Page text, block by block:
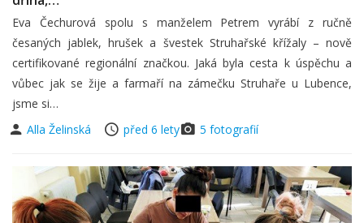
Eva Čechurová spolu s manželem Petrem vyrábí z ručně
česaných jablek, hrušek a švestek Struhařské křížaly – nově
certifikované regionální značkou. Jaká byla cesta k úspěchu a
vůbec jak se žije a farmaří na zámečku Struhaře u Lubence,
jsme si…
Alla Želinská
před 6 lety 5 fotografií